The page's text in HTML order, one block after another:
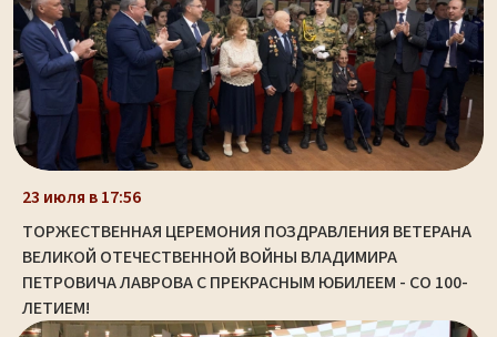
23 июля в 17:56
ТОРЖЕСТВЕННАЯ ЦЕРЕМОНИЯ ПОЗДРАВЛЕНИЯ ВЕТЕРАНА
ВЕЛИКОЙ ОТЕЧЕСТВЕННОЙ ВОЙНЫ ВЛАДИМИРА
ПЕТРОВИЧА ЛАВРОВА С ПРЕКРАСНЫМ ЮБИЛЕЕМ - СО 100-
ЛЕТИЕМ!